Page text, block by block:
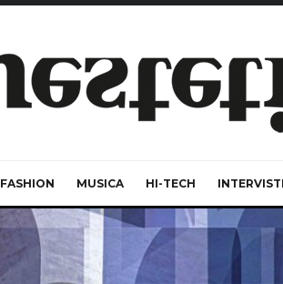
FASHION MUSICA HI-TECH